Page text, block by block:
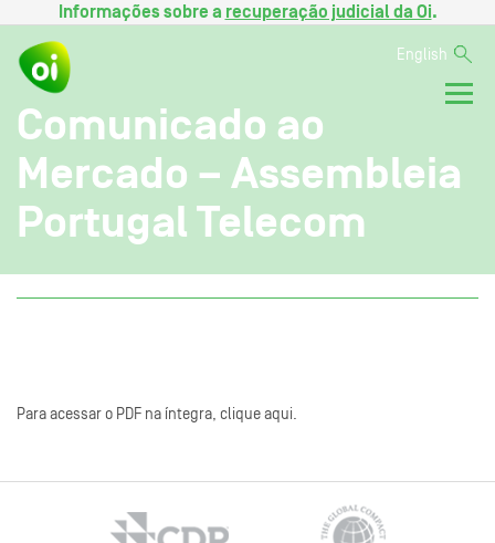
Informações sobre a recuperação judicial da Oi.
English
Comunicado ao
Mercado – Assembleia
Portugal Telecom
Para acessar o PDF na íntegra, clique aqui.